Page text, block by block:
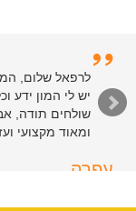
לרפאל שלום,
יש לי המון ידע
שולחים תודה,
ומאוד מקצועי
עפרה